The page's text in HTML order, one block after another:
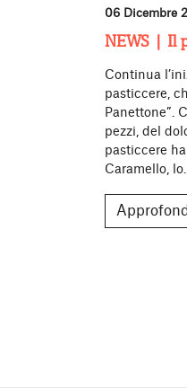
06 Dicembre
NEWS | Il
Continua
pasticcere,
Panettone”.
pezzi, del
pasticcere
Caramello,